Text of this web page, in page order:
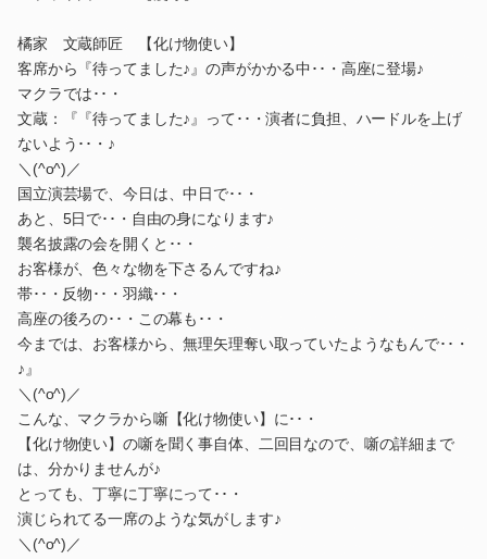
橘家 文蔵師匠 【化け物使い】
客席から『待ってました♪』の声がかかる中･･・高座に登場♪
マクラでは･･・
文蔵：『『待ってました♪』って･･・演者に負担、ハードルを上げ
ないよう･･・♪
＼(^o^)／
国立演芸場で、今日は、中日で･･・
あと、5日で･･・自由の身になります♪
襲名披露の会を開くと･･・
お客様が、色々な物を下さるんですね♪
帯･･・反物･･・羽織･･・
高座の後ろの･･・この幕も･･・
今までは、お客様から、無理矢理奪い取っていたようなもんで･･・
♪』
＼(^o^)／
こんな、マクラから噺【化け物使い】に･･・
【化け物使い】の噺を聞く事自体、二回目なので、噺の詳細まで
は、分かりませんが♪
とっても、丁寧に丁寧にって･･・
演じられてる一席のような気がします♪
＼(^o^)／